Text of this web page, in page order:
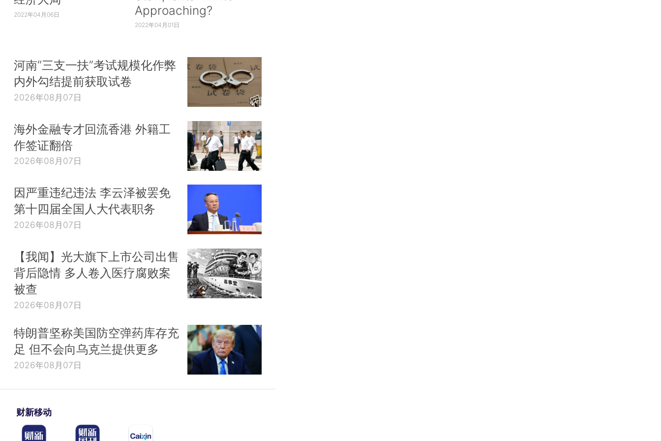
2022年04月06日
Approaching?
2022年04月01日
河南“三支一扶”考试规模化作弊
内外勾结提前获取试卷
2026年08月07日
海外金融专才回流香港 外籍工
作签证翻倍
2026年08月07日
因严重违纪违法 李云泽被罢免
第十四届全国人大代表职务
2026年08月07日
【我闻】光大旗下上市公司出售
背后隐情 多人卷入医疗腐败案
被查
2026年08月07日
特朗普坚称美国防空弹药库存充
足 但不会向乌克兰提供更多
2026年08月07日
财新移动